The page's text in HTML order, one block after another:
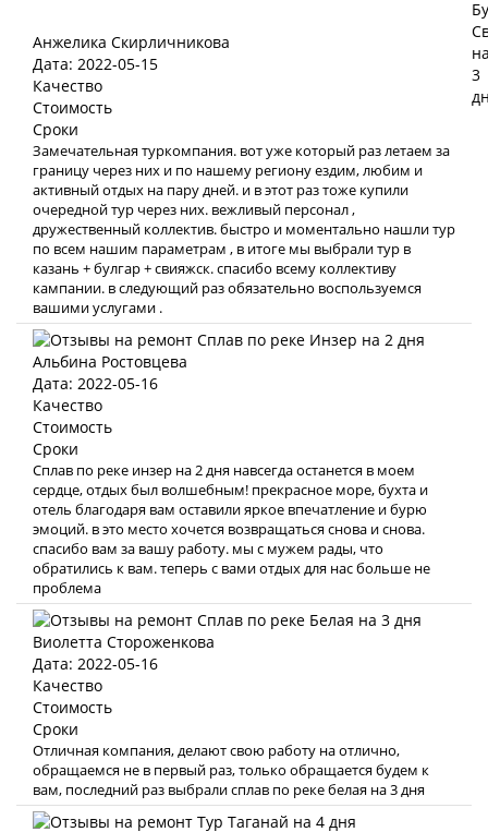
Анжелика Скирличникова
Дата: 2022-05-15
Качество
Стоимость
Сроки
Замечательная туркомпания. вот уже который раз летаем за
границу через них и по нашему региону ездим, любим и
активный отдых на пару дней. и в этот раз тоже купили
очередной тур через них. вежливый персонал ,
дружественный коллектив. быстро и моментально нашли тур
по всем нашим параметрам , в итоге мы выбрали тур в
казань + булгар + свияжск. спасибо всему коллективу
кампании. в следующий раз обязательно воспользуемся
вашими услугами .
Альбина Ростовцева
Дата: 2022-05-16
Качество
Стоимость
Сроки
Сплав по реке инзер на 2 дня навсегда останется в моем
сердце, отдых был волшебным! прекрасное море, бухта и
отель благодаря вам оставили яркое впечатление и бурю
эмоций. в это место хочется возвращаться снова и снова.
спасибо вам за вашу работу. мы с мужем рады, что
обратились к вам. теперь с вами отдых для нас больше не
проблема
Виолетта Стороженкова
Дата: 2022-05-16
Качество
Стоимость
Сроки
Отличная компания, делают свою работу на отлично,
обращаемся не в первый раз, только обращается будем к
вам, последний раз выбрали сплав по реке белая на 3 дня